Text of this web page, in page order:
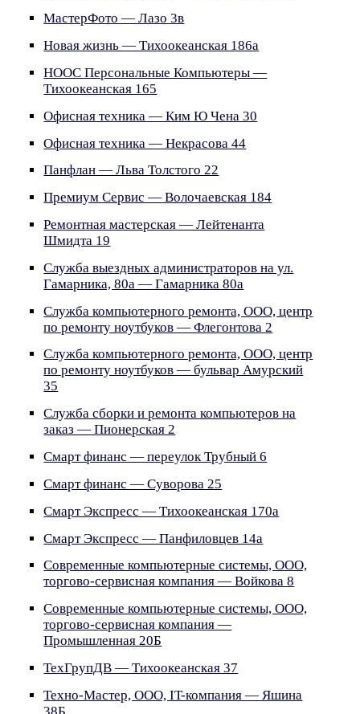
МастерФото — Лазо 3в
Новая жизнь — Тихоокеанская 186а
НООС Персональные Компьютеры —
Тихоокеанская 165
Офисная техника — Ким Ю Чена 30
Офисная техника — Некрасова 44
Панфлан — Льва Толстого 22
Премиум Сервис — Волочаевская 184
Ремонтная мастерская — Лейтенанта
Шмидта 19
Служба выездных администраторов на ул.
Гамарника, 80а — Гамарника 80а
Служба компьютерного ремонта, ООО, центр
по ремонту ноутбуков — Флегонтова 2
Служба компьютерного ремонта, ООО, центр
по ремонту ноутбуков — бульвар Амурский
35
Служба сборки и ремонта компьютеров на
заказ — Пионерская 2
Смарт финанс — переулок Трубный 6
Смарт финанс — Суворова 25
Смарт Экспресс — Тихоокеанская 170а
Смарт Экспресс — Панфиловцев 14а
Современные компьютерные системы, ООО,
торгово-сервисная компания — Войкова 8
Современные компьютерные системы, ООО,
торгово-сервисная компания —
Промышленная 20Б
ТехГрупДВ — Тихоокеанская 37
Техно-Мастер, ООО, IT-компания — Яшина